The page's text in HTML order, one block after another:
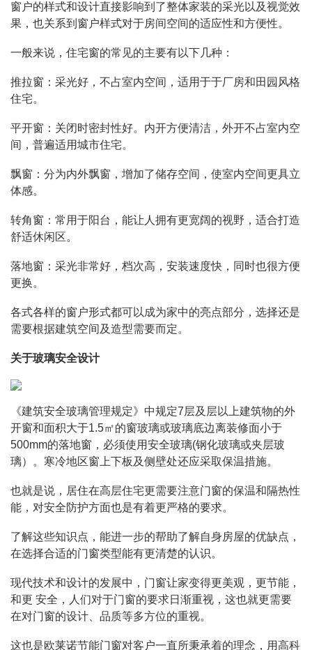
窗户的样式和设计直接影响到了整体家装的采光以及视觉效
果，也关系到窗户样式对于房间空间的适应性和方便性。
一般来说，住宅窗的常见的主要有以下几种：
推拉窗：采光好，不占室内空间，适用于于厂房和田园风格
住宅。
平开窗：关闭时密封性好。内开方便清洁，外开不占室内空
间，普遍适用城市住宅。
飘窗：分为内外飘窗，增加了储存空间，使室内空间更具立
体感。
转角窗：常用于阳台，能让人拥有更宽阔的视野，适合打造
舒适休闲区。
落地窗：采光非常好，档次高，安装速度快，同时也很方便
更换。
各式各样的窗户形式都可以成为家中的亮点部分，选择还是
需要根据建筑空间及造型需要而定。
关于玻璃安全设计
《建筑安全玻璃管理规定》中规定7层及层以上建筑物的外
开窗和面积大于1.5㎡的窗玻璃或玻璃底边离装修面小于
500mm的落地窗，必须使用安全玻璃(钢化玻璃或夹层玻
璃）。寒冷地区窗上下板及侧壁处还应采取保温措施。
也就是说，居住在高层住宅更需要注意门窗的保温和隔热性
能，对安全防护方面也是有着更严格的要求。
了解这些知识点，能进一步的帮助了解自身房屋的优缺点，
在选择合适的门窗类型能有更清楚的认识。
现代技术和设计的发展中，门窗让家变得更美观，更节能，
和更 安全，人们对于门窗的要求日渐重视，这也就更需要
在对门窗的设计、品质等多方位的重视。
这也是欧莱诺节能门窗对客户一直所秉承着的理念，用高科